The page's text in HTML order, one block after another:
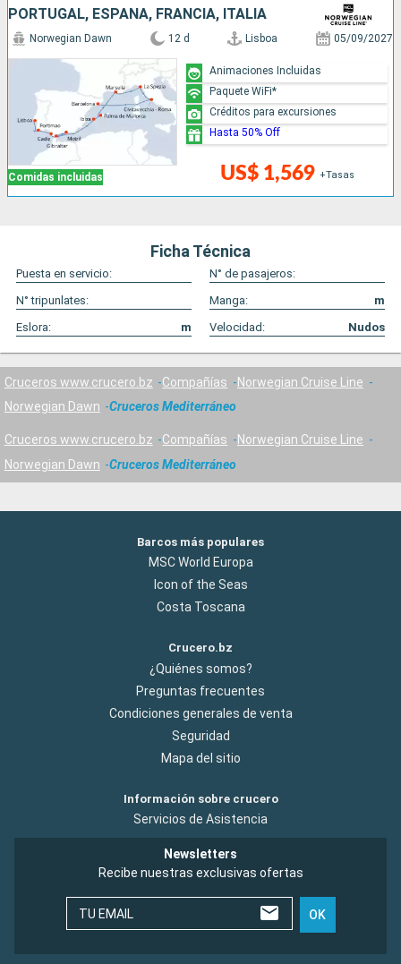
PORTUGAL, ESPAÑA, FRANCIA, ITALIA
Comidas incluidas
Norwegian Dawn 12 d Lisboa 05/09/2027
US$ 1,569 +Tasas
Animaciones Incluidas
Paquete WiFi*
Créditos para excursiones
Hasta 50% Off
Ficha Técnica
Puesta en servicio:
N° de pasajeros:
N° tripunlates:
Manga:
m
Eslora:
m Velocidad: Nudos
Cruceros www.crucero.bz Compañías
Norwegian Cruise Line
Norwegian Dawn
Cruceros Mediterráneo
Cruceros www.crucero.bz Compañías
Norwegian Cruise Line
Norwegian Dawn
Cruceros Mediterráneo
Barcos más populares
MSC World Europa
Icon of the Seas
Costa Toscana
Crucero.bz
¿Quiénes somos?
Preguntas frecuentes
Condiciones generales de venta
Seguridad
Mapa del sitio
Información sobre crucero
Servicios de Asistencia
Newsletters
Recibe nuestras exclusivas ofertas
TU EMAIL OK